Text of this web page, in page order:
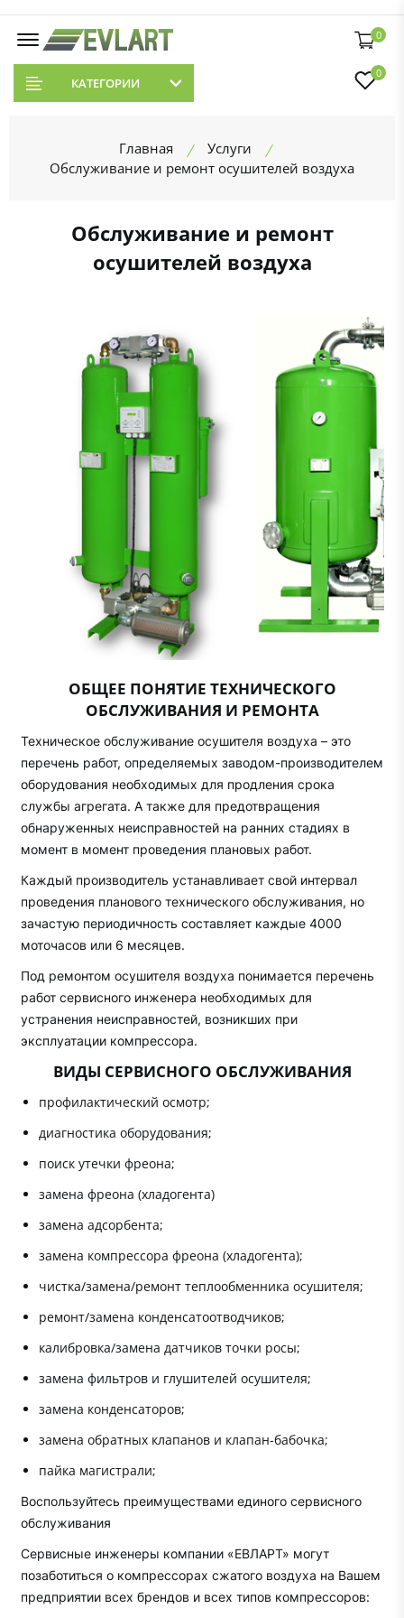
0
КАТЕГОРИИ
0
Главная
Услуги
Обслуживание и ремонт осушителей воздуха
Обслуживание и ремонт
осушителей воздуха
ОБЩЕЕ ПОНЯТИЕ ТЕХНИЧЕСКОГО
ОБСЛУЖИВАНИЯ И РЕМОНТА
Техническое обслуживание осушителя воздуха – это
перечень работ, определяемых заводом-производителем
оборудования необходимых для продления срока
службы агрегата. А также для предотвращения
обнаруженных неисправностей на ранних стадиях в
момент в момент проведения плановых работ.
Каждый производитель устанавливает свой интервал
проведения планового технического обслуживания, но
зачастую периодичность составляет каждые 4000
моточасов или 6 месяцев.
Под ремонтом осушителя воздуха понимается перечень
работ сервисного инженера необходимых для
устранения неисправностей, возникших при
эксплуатации компрессора.
ВИДЫ СЕРВИСНОГО ОБСЛУЖИВАНИЯ
профилактический осмотр;
диагностика оборудования;
поиск утечки фреона;
замена фреона (хладогента)
замена адсорбента;
замена компрессора фреона (хладогента);
чистка/замена/ремонт теплообменника осушителя;
ремонт/замена конденсатоотводчиков;
калибровка/замена датчиков точки росы;
замена фильтров и глушителей осушителя;
замена конденсаторов;
замена обратных клапанов и клапан-бабочка;
пайка магистрали;
Воспользуйтесь преимуществами единого сервисного
обслуживания
Сервисные инженеры компании «ЕВЛАРТ» могут
позаботиться о компрессорах сжатого воздуха на Вашем
предприятии всех брендов и всех типов компрессоров: